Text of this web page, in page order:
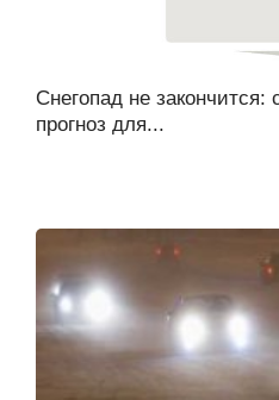
Снегопад не закончится:
прогноз для...